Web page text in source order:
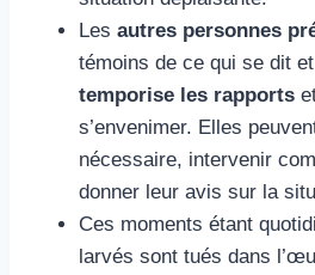
Les autres personnes
témoins de ce qui se dit
temporise les rapports
s’envenimer. Elles
nécessaire, intervenir
donner leur avis sur la
Ces moments étant
larvés sont tués dans